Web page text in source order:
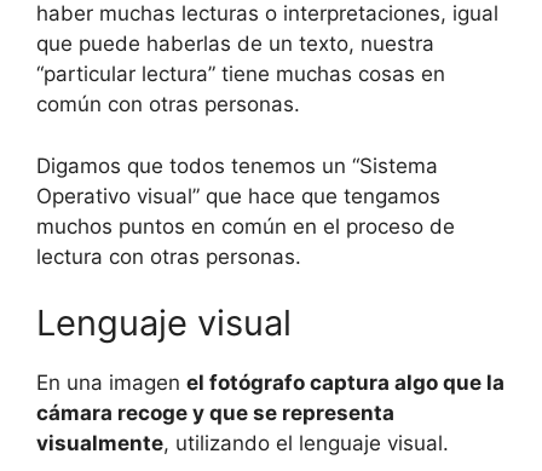
haber muchas lecturas o interpretaciones, igual
que puede haberlas de un texto, nuestra
“particular lectura” tiene muchas cosas en
común con otras personas.
Digamos que todos tenemos un “Sistema
Operativo visual” que hace que tengamos
muchos puntos en común en el proceso de
lectura con otras personas.
Lenguaje visual
En una imagen el fotógrafo captura algo que la
cámara recoge y que se representa
visualmente, utilizando el lenguaje visual.